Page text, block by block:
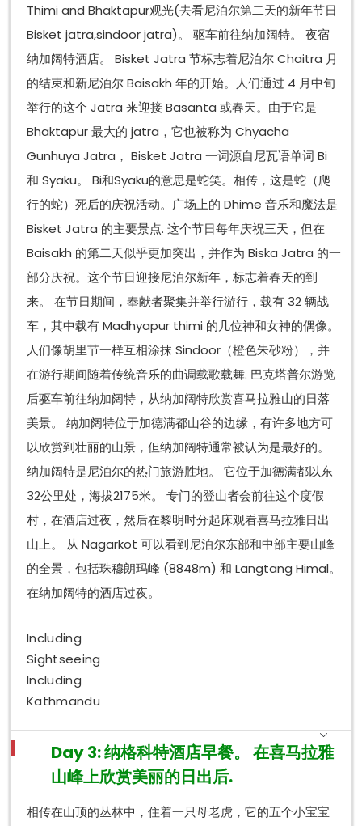
Thimi and Bhaktapur观光(去看尼泊尔第二天的新年节日
Bisket jatra,sindoor jatra)。 驱车前往纳加阔特。 夜宿
纳加阔特酒店。 Bisket Jatra 节标志着尼泊尔 Chaitra 月
的结束和新尼泊尔 Baisakh 年的开始。人们通过 4 月中旬
举行的这个 Jatra 来迎接 Basanta 或春天。由于它是
Bhaktapur 最大的 jatra，它也被称为 Chyacha
Gunhuya Jatra， Bisket Jatra 一词源自尼瓦语单词 Bi
和 Syaku。 Bi和Syaku的意思是蛇笑。相传，这是蛇（爬
行的蛇）死后的庆祝活动。广场上的 Dhime 音乐和魔法是
Bisket Jatra 的主要景点. 这个节日每年庆祝三天，但在
Baisakh 的第二天似乎更加突出，并作为 Biska Jatra 的一
部分庆祝。这个节日迎接尼泊尔新年，标志着春天的到
来。 在节日期间，奉献者聚集并举行游行，载有 32 辆战
车，其中载有 Madhyapur thimi 的几位神和女神的偶像。
人们像胡里节一样互相涂抹 Sindoor（橙色朱砂粉），并
在游行期间随着传统音乐的曲调载歌载舞. 巴克塔普尔游览
后驱车前往纳加阔特，从纳加阔特欣赏喜马拉雅山的日落
美景。 纳加阔特位于加德满都山谷的边缘，有许多地方可
以欣赏到壮丽的山景，但纳加阔特通常被认为是最好的。
纳加阔特是尼泊尔的热门旅游胜地。 它位于加德满都以东
32公里处，海拔2175米。 专门的登山者会前往这个度假
村，在酒店过夜，然后在黎明时分起床观看喜马拉雅日出
山上。 从 Nagarkot 可以看到尼泊尔东部和中部主要山峰
的全景，包括珠穆朗玛峰 (8848m) 和 Langtang Himal。
在纳加阔特的酒店过夜。
Including
Sightseeing
Including
Kathmandu
Day 3: 纳格科特酒店早餐。 在喜马拉雅
山峰上欣赏美丽的日出后.
相传在山顶的丛林中，住着一只母老虎，它的五个小宝宝